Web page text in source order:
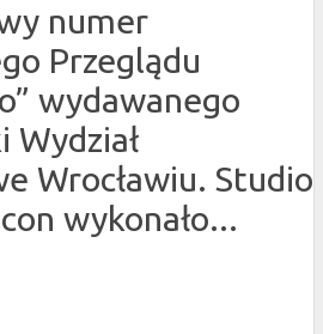
numer
Przeglądu
wydawanego
Wydział
Wrocławiu. Studio
wykonało...